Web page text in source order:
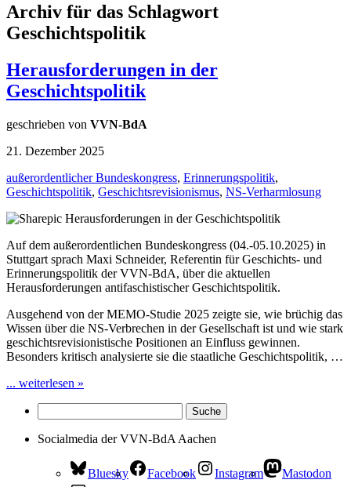
Archiv für das Schlagwort
Geschichtspolitik
Herausforderungen in der
Geschichtspolitik
geschrieben von VVN-BdA
21. Dezember 2025
außerordentlicher Bundeskongress, Erinnerungspolitik,
Geschichtspolitik, Geschichtsrevisionismus, NS-Verharmlosung
Auf dem außerordentlichen Bundeskongress (04.-05.10.2025) in
Stuttgart sprach Maxi Schneider, Referentin für Geschichts- und
Erinnerungspolitik der VVN-BdA, über die aktuellen
Herausforderungen antifaschistischer Geschichtspolitik.
Ausgehend von der MEMO-Studie 2025 zeigte sie, wie brüchig das
Wissen über die NS-Verbrechen in der Gesellschaft ist und wie stark
geschichtsrevisionistische Positionen an Einfluss gewinnen.
Besonders kritisch analysierte sie die staatliche Geschichtspolitik, …
... weiterlesen »
Socialmedia der VVN-BdA Aachen
Bluesky Facebook Instagram
Mastodon